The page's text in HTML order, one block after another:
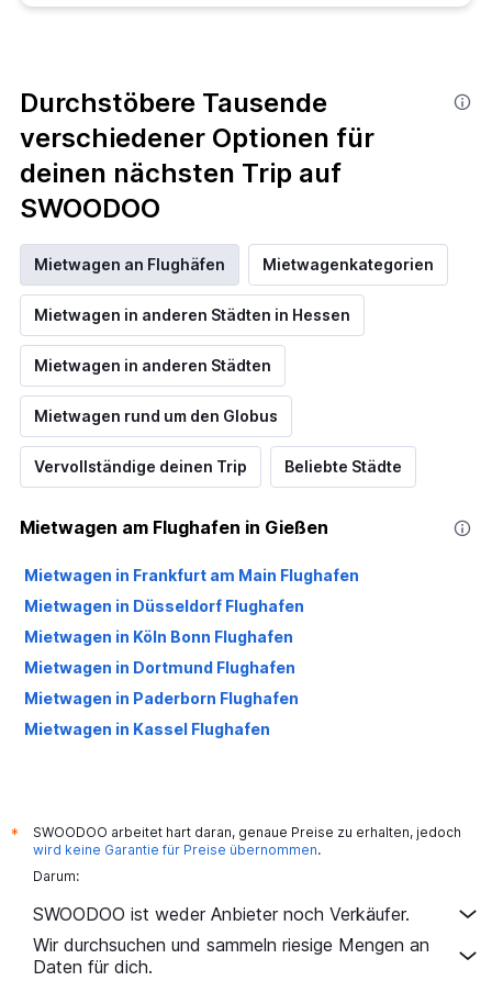
Durchstöbere Tausende
verschiedener Optionen für
deinen nächsten Trip auf
SWOODOO
Mietwagen an Flughäfen Mietwagenkategorien
Mietwagen in anderen Städten in Hessen
Mietwagen in anderen Städten
Mietwagen rund um den Globus
Vervollständige deinen Trip Beliebte Städte
Mietwagen am Flughafen in Gießen
Mietwagen in Frankfurt am Main Flughafen
Mietwagen in Düsseldorf Flughafen
Mietwagen in Köln Bonn Flughafen
Mietwagen in Dortmund Flughafen
Mietwagen in Paderborn Flughafen
Mietwagen in Kassel Flughafen
*
SWOODOO arbeitet hart daran, genaue Preise zu erhalten, jedoch
wird keine Garantie für Preise übernommen.
Darum:
SWOODOO ist weder Anbieter noch Verkäufer.
Wir durchsuchen und sammeln riesige Mengen an
Daten für dich.